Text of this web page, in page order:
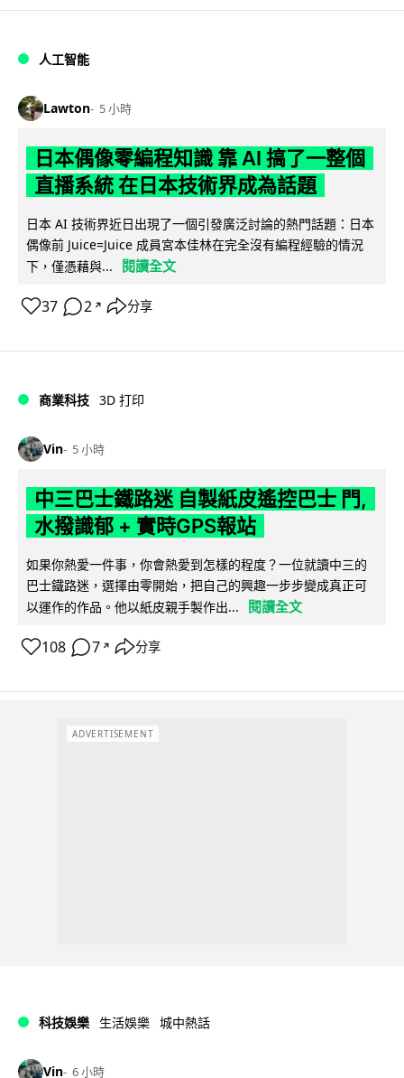
人工智能
Lawton 5 小時
日本偶像零編程知識 靠 AI 搞了一整個
直播系統 在日本技術界成為話題
日本 AI 技術界近日出現了一個引發廣泛討論的熱門話題：日本
偶像前 Juice=Juice 成員宮本佳林在完全沒有編程經驗的情況
下，僅憑藉與...
閱讀全文
37 2 ↗ 分享
商業科技 3D 打印
Vin 5 小時
中三巴士鐵路迷 自製紙皮遙控巴士 門,
水撥識郁 + 實時GPS報站
如果你熱愛一件事，你會熱愛到怎樣的程度？一位就讀中三的
巴士鐵路迷，選擇由零開始，把自己的興趣一步步變成真正可
以運作的作品。他以紙皮親手製作出...
閱讀全文
108 7 ↗ 分享
ADVERTISEMENT
科技娛樂 生活娛樂 城中熱話
Vin 6 小時